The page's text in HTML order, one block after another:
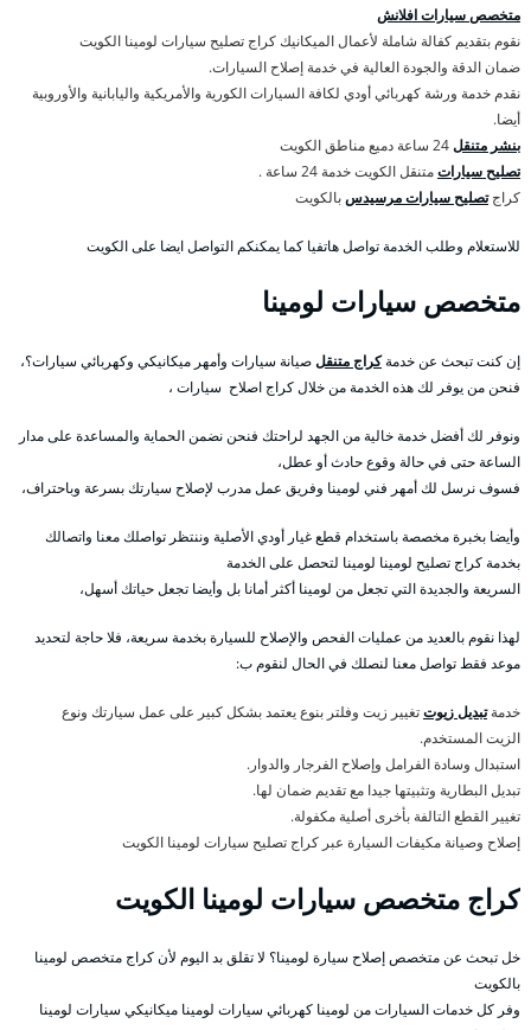
متخصص سيارات افلانش
نقوم بتقديم كفالة شاملة لأعمال الميكانيك كراج تصليح سيارات لومينا الكويت
ضمان الدقة والجودة العالية في خدمة إصلاح السيارات.
نقدم خدمة ورشة كهربائي أودي لكافة السيارات الكورية والأمريكية واليابانية والأوروبية
أيضا.
بنشر متنقل
تصليح سياراتمتنقل الكويت خدمة 24 ساعة .
كراجتصليح سيارات مرسيدسبالكويت
للاستعلام وطلب الخدمة تواصل هاتفيا كما يمكنكم التواصل ايضا على الكويت
متخصص سيارات لومينا
إن كنت تبحث عن خدمةكراج متنقلصيانة سيارات وأمهر ميكانيكي وكهربائي سيارات؟،
فنحن من يوفر لك هذه الخدمة من خلال كراج اصلاح سيارات ،
ونوفر لك أفضل خدمة خالية من الجهد لراحتك فنحن نضمن الحماية والمساعدة على مدار
الساعة حتى في حالة وقوع حادث أو عطل،
فسوف نرسل لك أمهر فني لومينا وفريق عمل مدرب لإصلاح سيارتك بسرعة وباحتراف،
وأيضا بخبرة مخصصة باستخدام قطع غيار أودي الأصلية وننتظر تواصلك معنا واتصالك
بخدمة كراج تصليح لومينا لومينا لتحصل على الخدمة
السريعة والجديدة التي تجعل من لومينا أكثر أمانا بل وأيضا تجعل حياتك أسهل،
لهذا نقوم بالعديد من عمليات الفحص والإصلاح للسيارة بخدمة سريعة، فلا حاجة لتحديد
موعد فقط تواصل معنا لنصلك في الحال لنقوم ب:
خدمةتبديل زيوتتغيير زيت وفلتر بنوع يعتمد بشكل كبير على عمل سيارتك ونوع
الزيت المستخدم.
استبدال وسادة الفرامل وإصلاح الفرجار والدوار.
تبديل البطارية وتثبيتها جيدا مع تقديم ضمان لها.
تغيير القطع التالفة بأخرى أصلية مكفولة.
إصلاح وصيانة مكيفات السيارة عبر كراج تصليح سيارات لومينا الكويت
كراج متخصص سيارات لومينا الكويت
خل تبحث عن متخصص إصلاح سيارة لومينا؟ لا تقلق بد اليوم لأن كراج متخصص لومينا
بالكويت
وفر كل خدمات السيارات من لومينا كهربائي سيارات لومينا ميكانيكي سيارات لومينا